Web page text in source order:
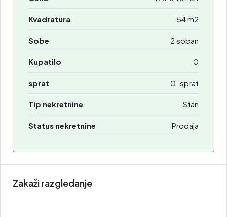
Kvadratura 54 m2
Sobe 2 soban
Kupatilo 0
sprat 0. sprat
Tip nekretnine Stan
Status nekretnine Prodaja
Zakaži razgledanje